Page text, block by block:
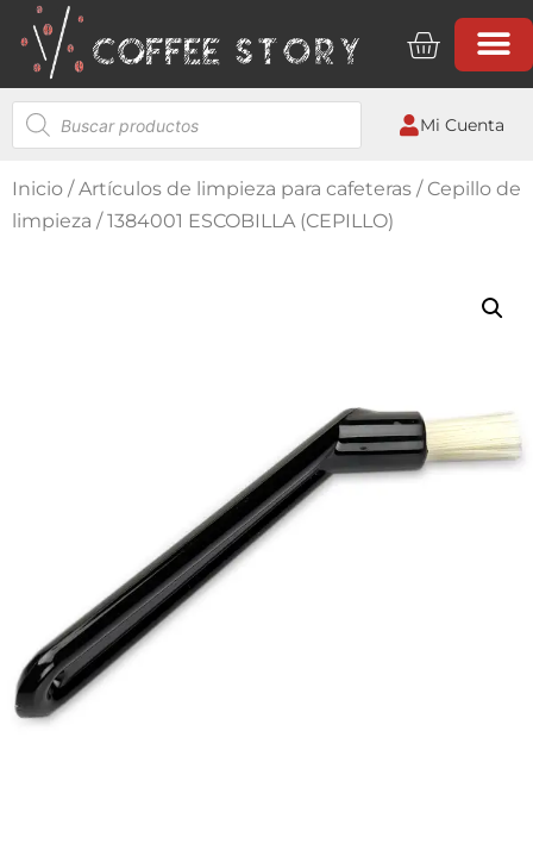
Mi Cuenta
Inicio /Artículos de limpieza para cafeteras / Cepillo de
limpieza / 1384001 ESCOBILLA (CEPILLO)